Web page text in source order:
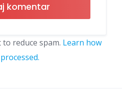
reduce spam. Learn how